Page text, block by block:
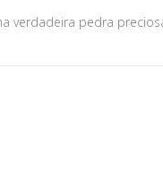
verdadeira pedra